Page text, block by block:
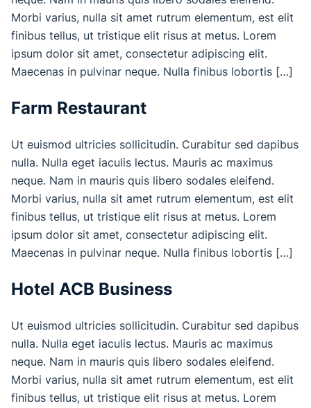
Morbi varius, nulla sit amet rutrum elementum, est elit
finibus tellus, ut tristique elit risus at metus. Lorem
ipsum dolor sit amet, consectetur adipiscing elit.
Maecenas in pulvinar neque. Nulla finibus lobortis […]
Farm Restaurant
Ut euismod ultricies sollicitudin. Curabitur sed dapibus
nulla. Nulla eget iaculis lectus. Mauris ac maximus
neque. Nam in mauris quis libero sodales eleifend.
Morbi varius, nulla sit amet rutrum elementum, est elit
finibus tellus, ut tristique elit risus at metus. Lorem
ipsum dolor sit amet, consectetur adipiscing elit.
Maecenas in pulvinar neque. Nulla finibus lobortis […]
Hotel ACB Business
Ut euismod ultricies sollicitudin. Curabitur sed dapibus
nulla. Nulla eget iaculis lectus. Mauris ac maximus
neque. Nam in mauris quis libero sodales eleifend.
Morbi varius, nulla sit amet rutrum elementum, est elit
finibus tellus, ut tristique elit risus at metus. Lorem